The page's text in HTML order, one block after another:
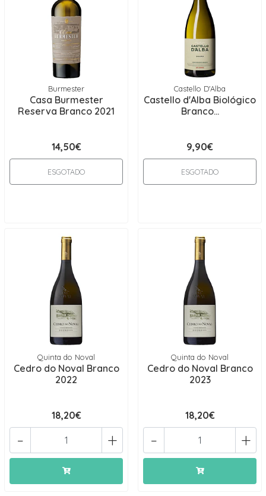
Burmester
Casa Burmester
Reserva Branco 2021
14,50€
ESGOTADO
Castello D'Alba
Castello d'Alba Biológico
Branco...
9,90€
ESGOTADO
Quinta do Noval
Cedro do Noval Branco
2022
18,20€
+
-
Quinta do Noval
Cedro do Noval Branco
2023
18,20€
+
-